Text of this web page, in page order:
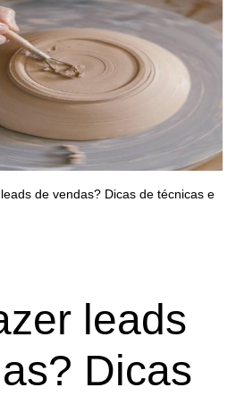
de vendas? Dicas de técnicas e
leads
Dicas